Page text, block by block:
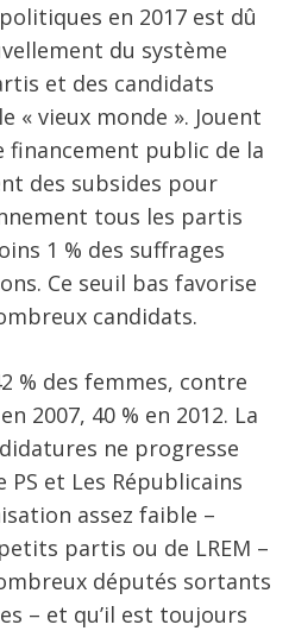
en 2017 est dû
du système
et des candidats
« vieux monde ». Jouent
financement public de la
des subsides pour
tous les partis
1 % des suffrages
Ce seuil bas favorise
candidats.
% des femmes, contre
2007, 40 % en 2012. La
ne progresse
et Les Républicains
assez faible –
partis ou de LREM –
députés sortants
– et qu’il est toujours